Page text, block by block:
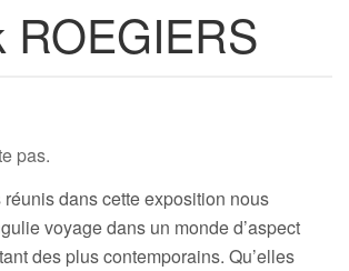
ROEGIERS
pas.
dans cette exposition nous
voyage dans un monde d’aspect
des plus contemporains. Qu’elles